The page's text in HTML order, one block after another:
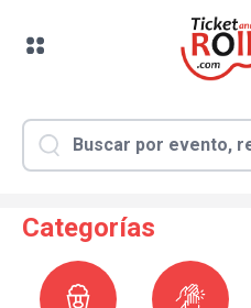
Categorías